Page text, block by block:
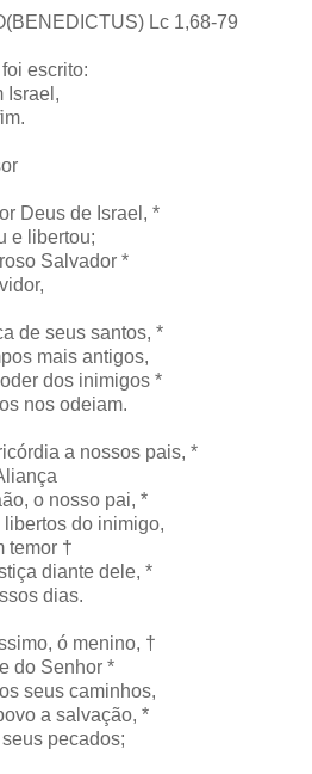
Lc 1,68-79
escrito:
Israel,
Deus de Israel, *
e libertou;
Salvador *
de seus santos, *
mais antigos,
dos inimigos *
nos odeiam.
a nossos pais, *
o nosso pai, *
do inimigo,
temor †
diante dele, *
dias.
ó menino, †
do Senhor *
seus caminhos,
a salvação, *
pecados;